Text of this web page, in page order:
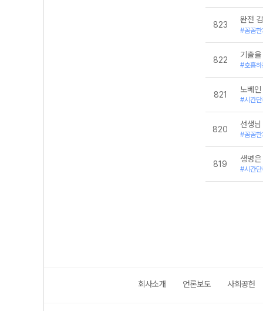
823
완전
#꼼꼼
822
기출
#호흡
821
노베
#시간
820
선생
#꼼꼼한
819
생명
#시간
회사소개 언론보도 사회공헌